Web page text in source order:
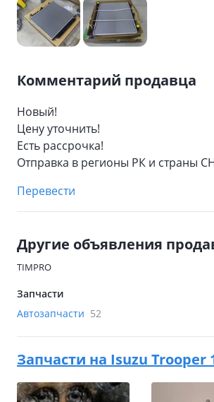
Комментарий продавца
Новый!
Цену уточнить!
Есть рассрочка!
Отправка в регионы РК и страны
Перевести
Другие объявления
TIMPRO
Запчасти
Автозапчасти 52
Запчасти на Isuzu Trooper